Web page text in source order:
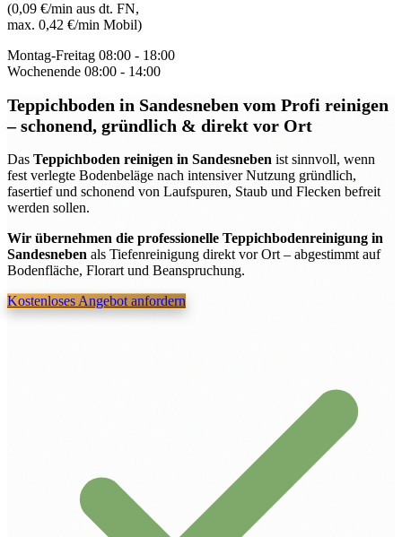
(0,09 €/min aus dt. FN,
max. 0,42 €/min Mobil)
Montag-Freitag 08:00 - 18:00
Wochenende 08:00 - 14:00
Teppichboden in Sandesneben vom Profi reinigen
– schonend, gründlich & direkt vor Ort
Das Teppichboden reinigen in Sandesneben ist sinnvoll, wenn
fest verlegte Bodenbeläge nach intensiver Nutzung gründlich,
fasertief und schonend von Laufspuren, Staub und Flecken befreit
werden sollen.
Wir übernehmen die professionelle Teppichbodenreinigung in
Sandesneben als Tiefenreinigung direkt vor Ort – abgestimmt auf
Bodenfläche, Florart und Beanspruchung.
Kostenloses Angebot anfordern